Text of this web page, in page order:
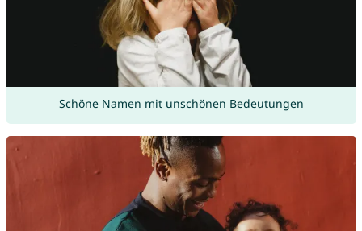
Schöne Namen mit unschönen Bedeutungen